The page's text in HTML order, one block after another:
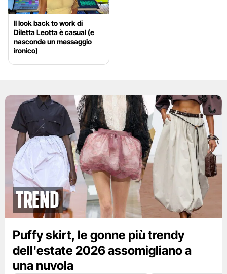
Il look back to work di
Diletta Leotta è casual (e
nasconde un messaggio
ironico)
Trend
Puffy skirt, le gonne più trendy
dell'estate 2026 assomigliano a
una nuvola